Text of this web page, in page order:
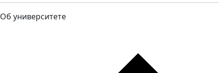
Об университете